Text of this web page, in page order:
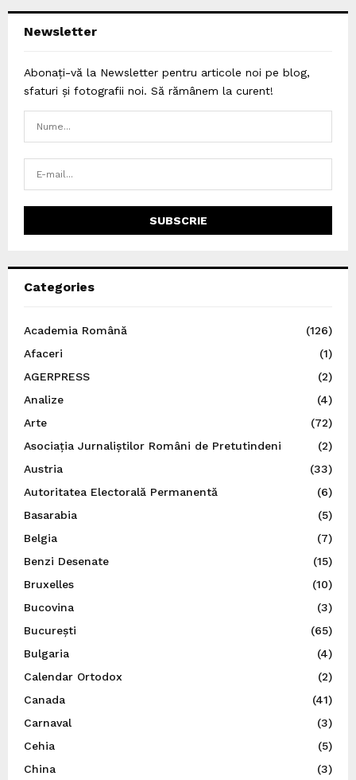
Newsletter
Abonați-vă la Newsletter pentru articole noi pe blog,
sfaturi și fotografii noi. Să rămânem la curent!
Categories
Academia Română
(126)
Afaceri
(1)
AGERPRESS
(2)
Analize
(4)
Arte
(72)
Asociația Jurnaliștilor Români de Pretutindeni
(2)
Austria
(33)
Autoritatea Electorală Permanentă
(6)
Basarabia
(5)
Belgia
(7)
Benzi Desenate
(15)
Bruxelles
(10)
Bucovina
(3)
București
(65)
Bulgaria
(4)
Calendar Ortodox
(2)
Canada
(41)
Carnaval
(3)
Cehia
(5)
China
(3)